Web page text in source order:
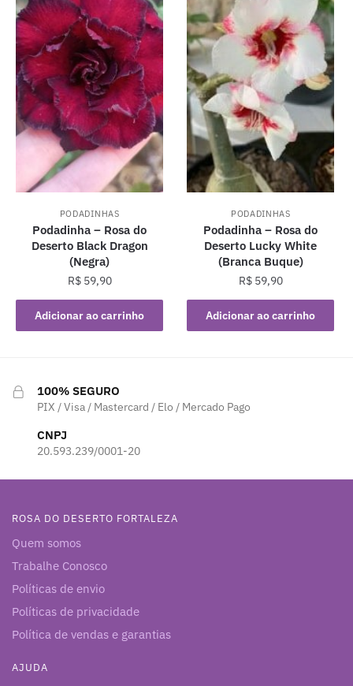
PODADINHAS
Podadinha – Rosa do
Deserto Black Dragon
(Negra)
R$59,90
Adicionar ao carrinho
PODADINHAS
Podadinha – Rosa do
Deserto Lucky White
(Branca Buque)
R$59,90
Adicionar ao carrinho
100% SEGURO
PIX / Visa / Mastercard / Elo / Mercado Pago
CNPJ
20.593.239/0001-20
ROSA DO DESERTO FORTALEZA
Quem somos
Trabalhe Conosco
Políticas de envio
Políticas de privacidade
Política de vendas e garantias
AJUDA